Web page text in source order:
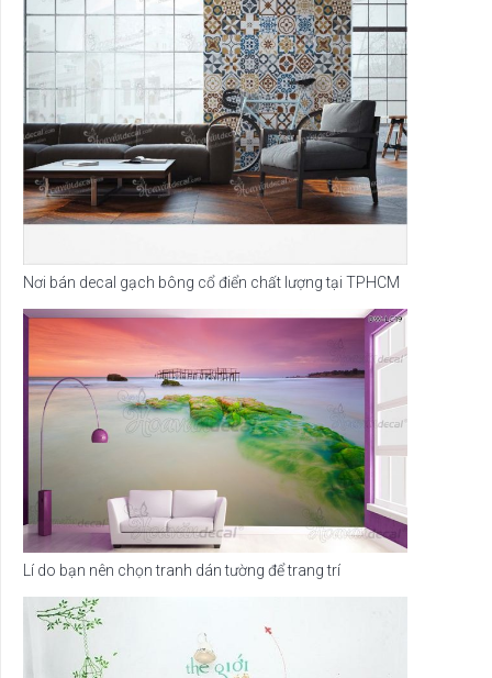
Nơi bán decal gạch bông cổ điển chất lượng tại TPHCM
Lí do bạn nên chọn tranh dán tường để trang trí